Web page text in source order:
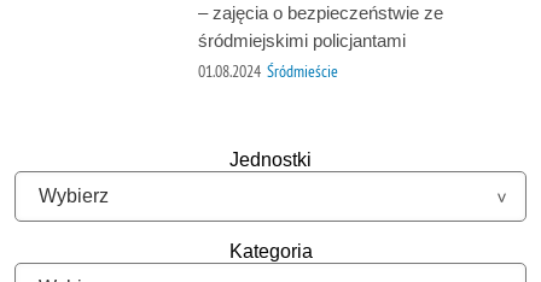
– zajęcia o bezpieczeństwie ze
śródmiejskimi policjantami
01.08.2024 Śródmieście
Jednostki
Kategoria